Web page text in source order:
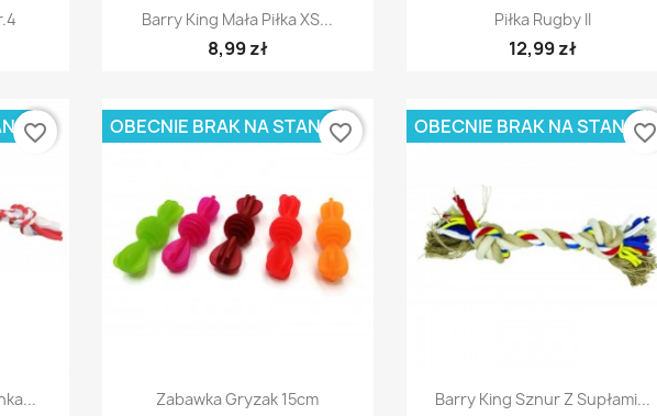
Szybki podgląd
Barry King Mała Piłka XS...
8,99 zł
Szybki podgląd
Piłka Rugby II
12,99 zł
favorite_border
Szybki podgląd
Zabawka Gryzak 15cm
OBECNIE BRAK NA STANIEfavorite_border
Szybki podgląd
Barry King Sznur Z Supłami...
OBECNIE BRAK NA STANIEfavorite_border